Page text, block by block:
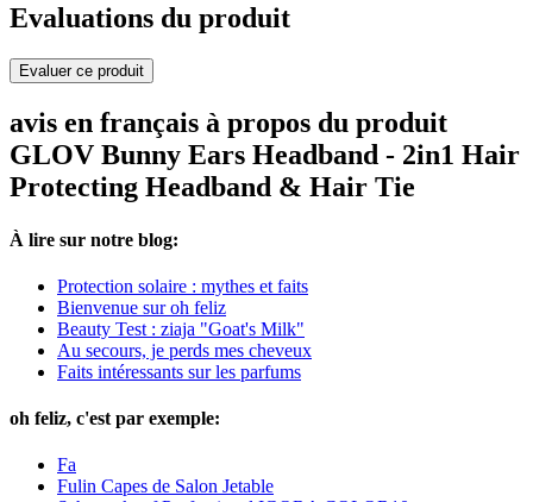
Evaluations du produit
Evaluer ce produit
avis en français à propos du produit
GLOV Bunny Ears Headband - 2in1 Hair
Protecting Headband & Hair Tie
À lire sur notre blog:
Protection solaire : mythes et faits
Bienvenue sur oh feliz
Beauty Test : ziaja "Goat's Milk"
Au secours, je perds mes cheveux
Faits intéressants sur les parfums
oh feliz, c'est par exemple:
Fa
Fulin Capes de Salon Jetable